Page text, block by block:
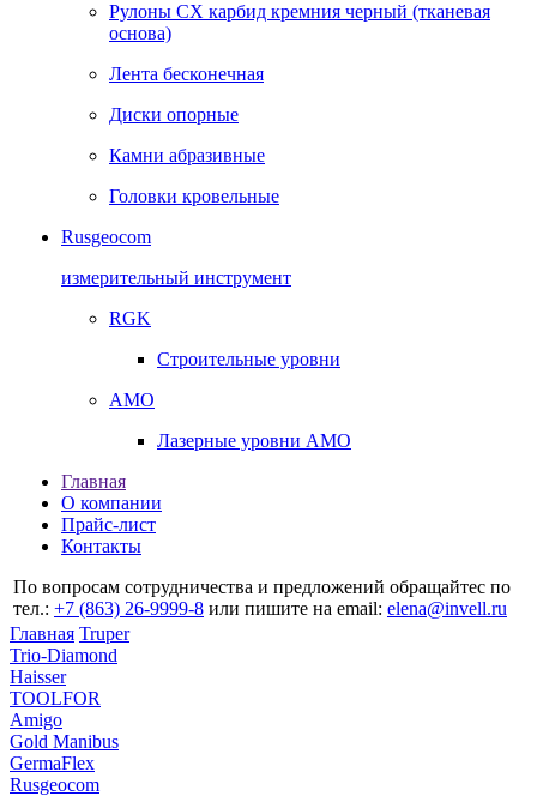
Рулоны CX карбид кремния черный (тканевая
основа)
Лента бесконечная
Диски опорные
Камни абразивные
Головки кровельные
Rusgeocom
измерительный инструмент
RGK
Строительные уровни
AMO
Лазерные уровни AMO
Главная
О компании
Прайс-лист
Контакты
По вопросам сотрудничества и предложений обращайтес по
тел.: +7 (863) 26‐9999‐8 или пишите на email: elena@invell.ru
Главная Truper
Trio-Diamond
Haisser
TOOLFOR
Amigo
Gold Manibus
GermaFlex
Rusgeocom